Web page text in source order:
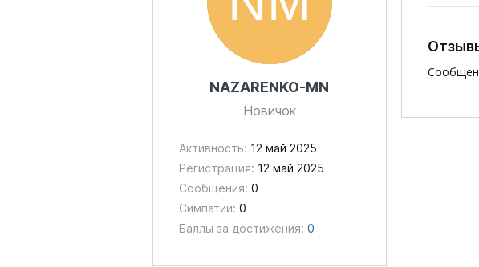
NAZARENKO-MN
Новичок
Активность: 12 май 2025
Регистрация: 12 май 2025
Сообщения: 0
Симпатии: 0
Баллы за достижения: 0